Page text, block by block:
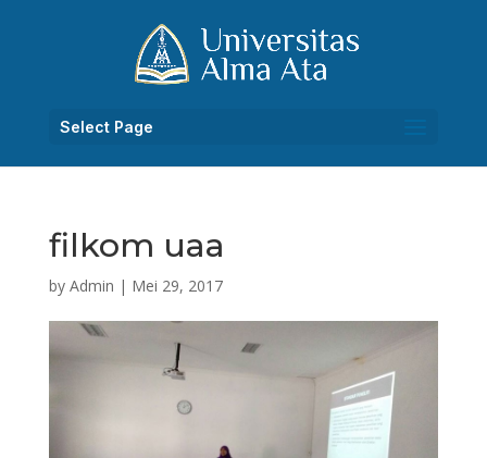
Select Page
filkom uaa
by Admin | Mei 29, 2017